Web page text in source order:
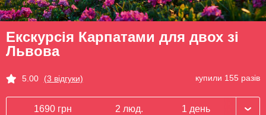
Екскурсія Карпатами для двох зі
Львова
5.00 (3 відгуки) купили 155 разів
1690 грн 2 люд. 1 день